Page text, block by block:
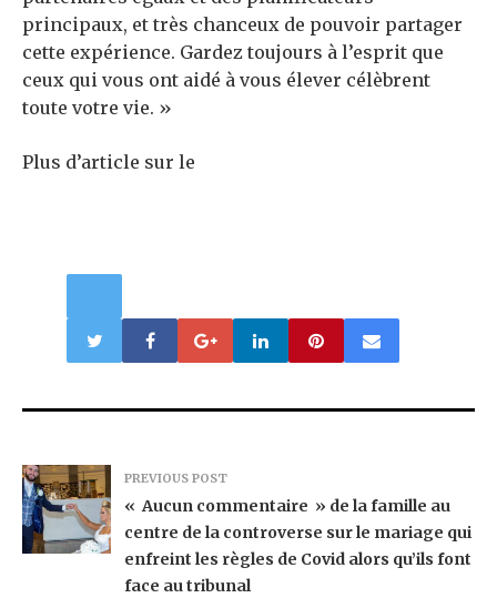
principaux, et très chanceux de pouvoir partager
cette expérience. Gardez toujours à l’esprit que
ceux qui vous ont aidé à vous élever célèbrent
toute votre vie. »
Plus d’article sur le
PREVIOUS POST
« Aucun commentaire » de la famille au
centre de la controverse sur le mariage qui
enfreint les règles de Covid alors qu’ils font
face au tribunal